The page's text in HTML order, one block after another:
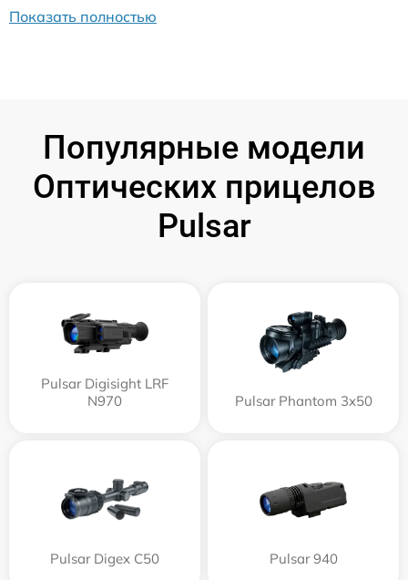
Показать полностью
Популярные модели
Оптических прицелов
Pulsar
Pulsar Digisight LRF
N970
Pulsar Phantom 3x50
Pulsar Digex C50 Pulsar 940